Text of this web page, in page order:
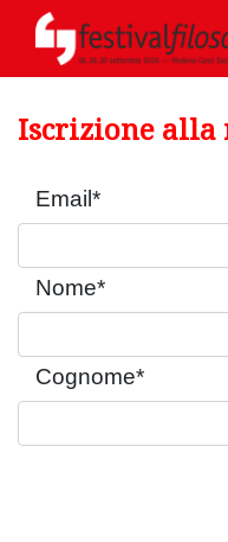
Iscrizione alla
Email*
Nome*
Cognome*